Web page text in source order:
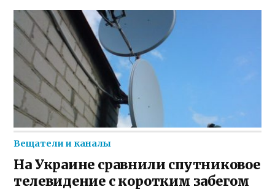
Вещатели и каналы
На Украине сравнили спутниковое
телевидение с коротким забегом